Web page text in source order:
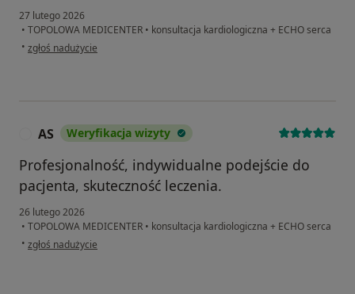
27 lutego 2026
• TOPOLOWA MEDICENTER • konsultacja kardiologiczna + ECHO serca
• w opinii użytkownika Marek
zgłoś nadużycie
AS Weryfikacja wizyty
Profesjonalność, indywidualne podejście do
pacjenta, skuteczność leczenia.
26 lutego 2026
• TOPOLOWA MEDICENTER • konsultacja kardiologiczna + ECHO serca
• w opinii użytkownika AS
zgłoś nadużycie